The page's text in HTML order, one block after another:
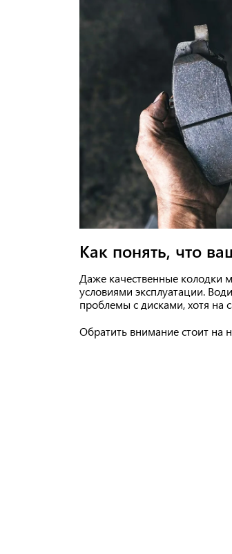
Как понять, что
Даже качественные колодки
условиями эксплуатации.
проблемы с дисками, хотя на
Обратить внимание стоит на